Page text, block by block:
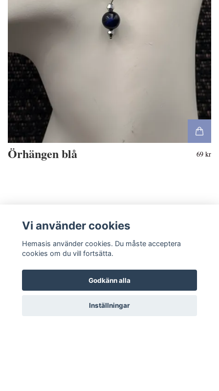
Örhängen blå 69 kr
Vi använder cookies
Hemasis använder cookies. Du måste acceptera
cookies om du vill fortsätta.
Godkänn alla
Inställningar